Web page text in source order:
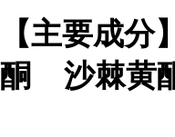
【主要成
酮 沙棘黄